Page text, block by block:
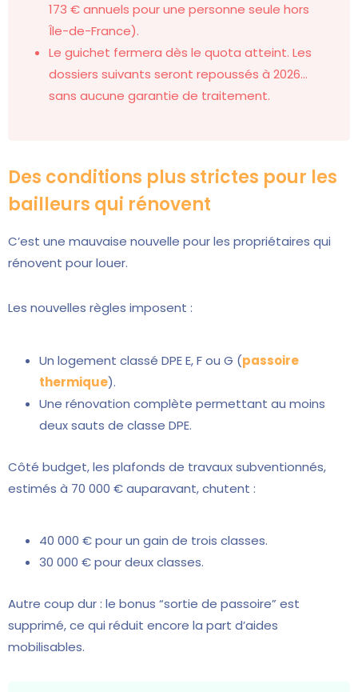
173 € annuels pour une personne seule hors
Île-de-France).
Le guichet fermera dès le quota atteint. Les
dossiers suivants seront repoussés à 2026…
sans aucune garantie de traitement.
Des conditions plus strictes pour les
bailleurs qui rénovent
C’est une mauvaise nouvelle pour les propriétaires qui
rénovent pour louer.
Les nouvelles règles imposent :
Un logement classé DPE E, F ou G (passoire
thermique).
Une rénovation complète permettant au moins
deux sauts de classe DPE.
Côté budget, les plafonds de travaux subventionnés,
estimés à 70 000 € auparavant, chutent :
40 000 € pour un gain de trois classes.
30 000 € pour deux classes.
Autre coup dur : le bonus “sortie de passoire” est
supprimé, ce qui réduit encore la part d’aides
mobilisables.